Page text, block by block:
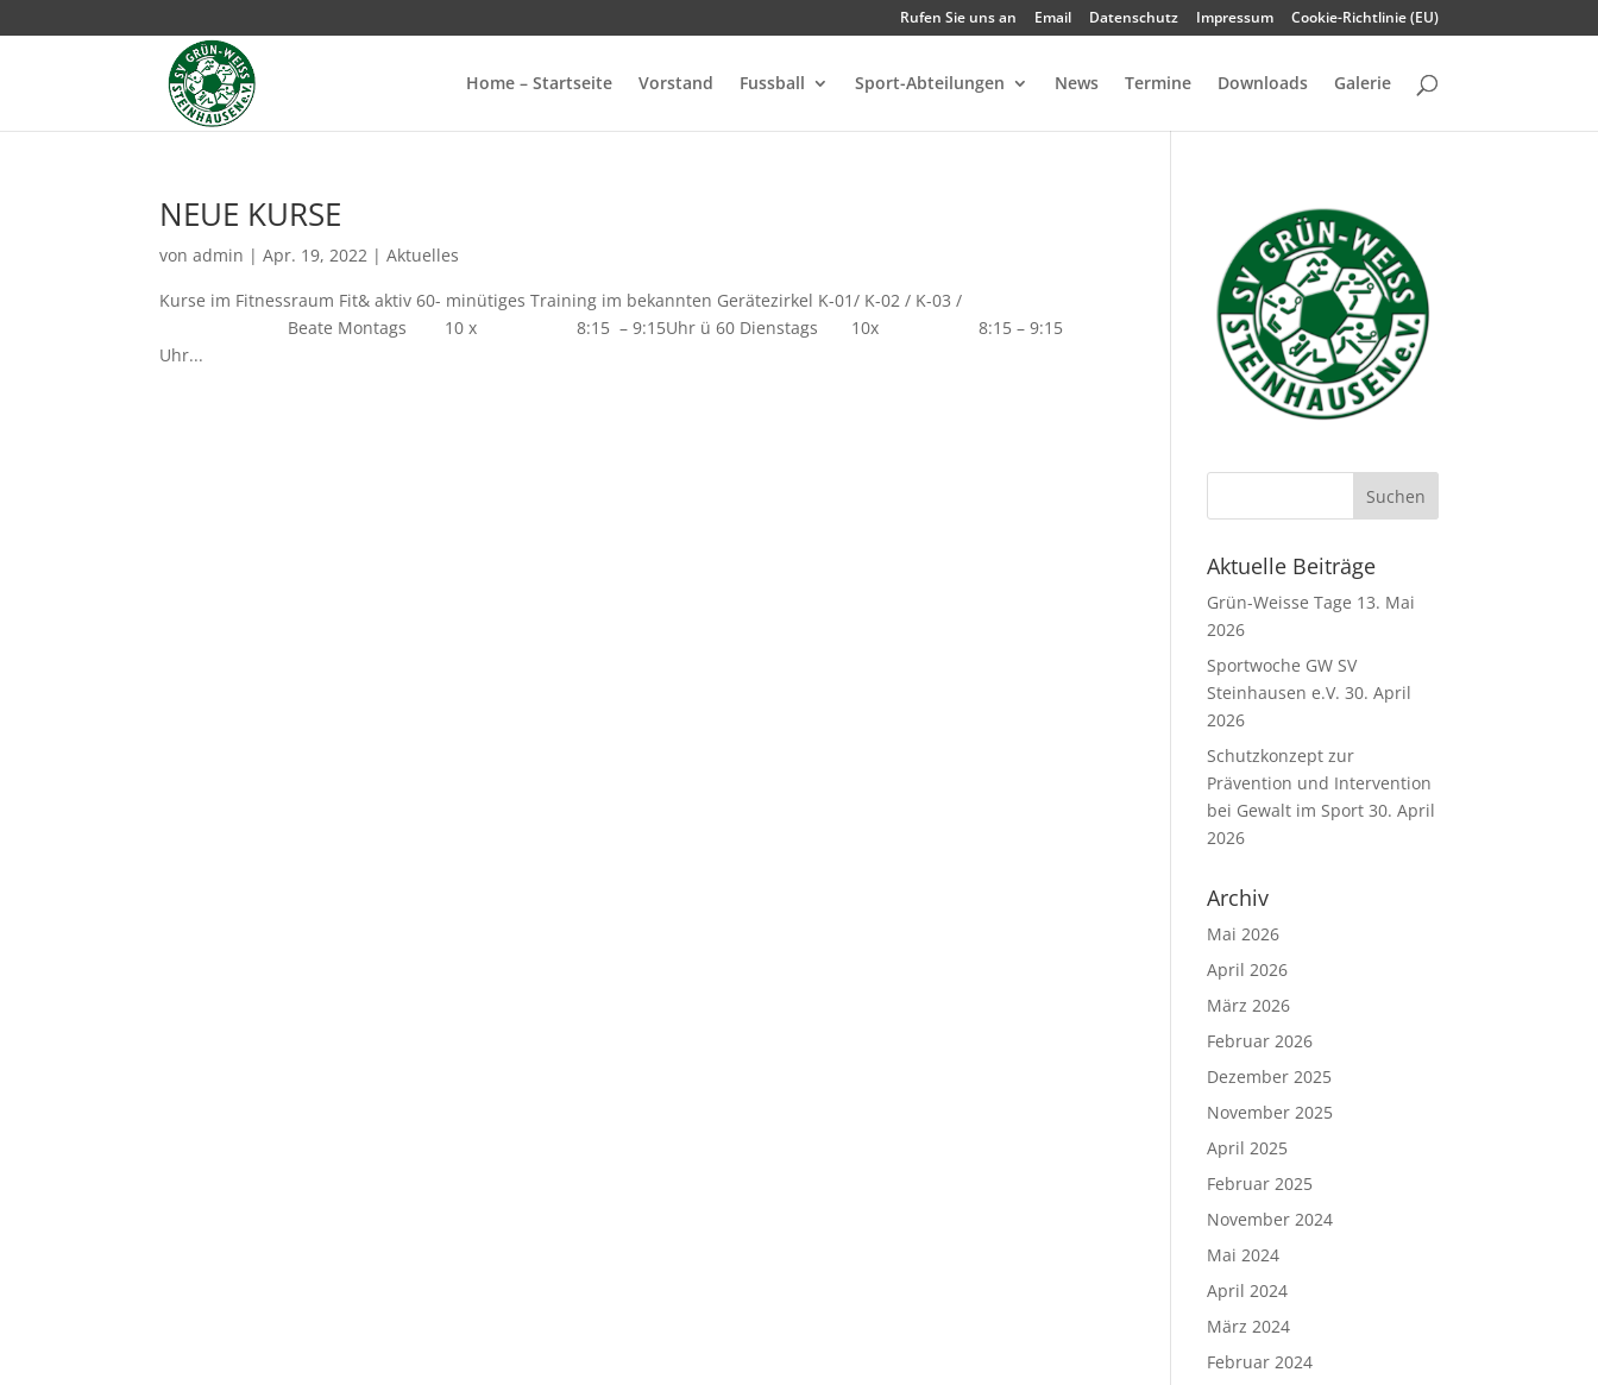
Rufen Sie uns an Email Datenschutz Impressum Cookie-Richtlinie (EU)
Home – Startseite Vorstand Fussball Sport-Abteilungen News Termine Downloads Galerie
NEUE KURSE
vonadmin |Apr. 19, 2022 |Aktuelles
Kurse im Fitnessraum Fit& aktiv 60- minütiges Training im bekannten Gerätezirkel K-01/ K-02 / K-03 /
Beate Montags 10 x 8:15 – 9:15Uhr ü 60 Dienstags 10x 8:15 – 9:15
Uhr...
Aktuelle Beiträge
Grün-Weisse Tage 13. Mai
2026
Sportwoche GW SV
Steinhausen e.V. 30. April
2026
Schutzkonzept zur
Prävention und Intervention
bei Gewalt im Sport 30. April
2026
Archiv
Mai 2026
April 2026
März 2026
Februar 2026
Dezember 2025
November 2025
April 2025
Februar 2025
November 2024
Mai 2024
April 2024
März 2024
Februar 2024